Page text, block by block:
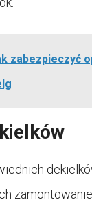
zabezpieczyć